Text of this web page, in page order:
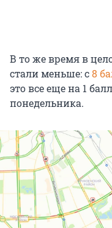
В то же время в
стали меньше: с8
это все еще на 1
понедельника.